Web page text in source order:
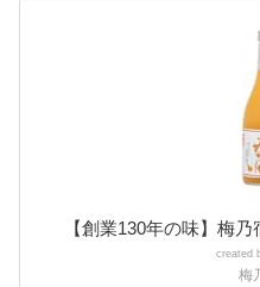
【創業130年の味】梅
created
梅